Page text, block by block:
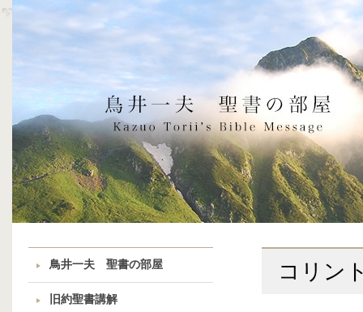
鳥井一夫 聖書の部屋
旧約聖書講解
コリン